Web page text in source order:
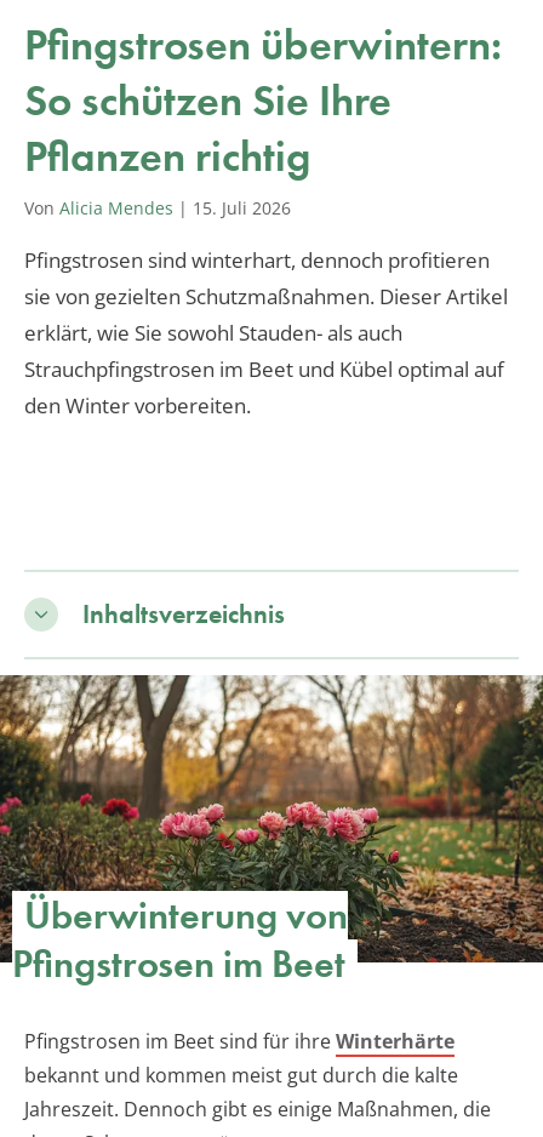
Pfingstrosen überwintern:
So schützen Sie Ihre
Pflanzen richtig
Von Alicia Mendes | 15. Juli 2026
Pfingstrosen sind winterhart, dennoch profitieren
sie von gezielten Schutzmaßnahmen. Dieser Artikel
erklärt, wie Sie sowohl Stauden- als auch
Strauchpfingstrosen im Beet und Kübel optimal auf
den Winter vorbereiten.
Inhaltsverzeichnis
Überwinterung von
Pfingstrosen im Beet
Pfingstrosen im Beet sind für ihreWinterhärte
bekannt und kommen meist gut durch die kalte
Jahreszeit. Dennoch gibt es einige Maßnahmen, die